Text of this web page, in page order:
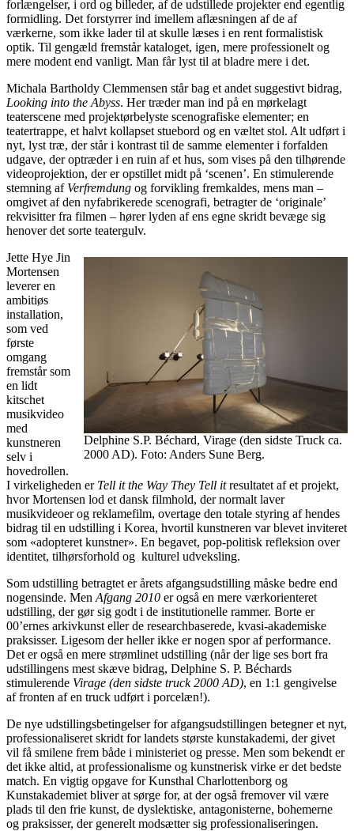
forlængelser, i ord og billeder, af de udstillede projekter end egentlig
formidling. Det forstyrrer ind imellem aflæsningen af de af
værkerne, som ikke lader til at skulle læses i en rent formalistisk
optik. Til gengæld fremstår kataloget, igen, mere professionelt og
mere modent end vanligt. Man får lyst til at bladre mere i det.
Michala Bartholdy Clemmensen står bag et andet suggestivt bidrag,
Looking into the Abyss. Her træder man ind på en mørkelagt
teaterscene med projektørbelyste scenografiske elementer; en
teatertrappe, et halvt kollapset stuebord og en væltet stol. Alt udført i
nyt, lyst træ, der står i kontrast til de samme elementer i forfalden
udgave, der optræder i en ruin af et hus, som vises på den tilhørende
videoprojektion, der er opstillet midt på ‘scenen’. En stimulerende
stemning af Verfremdung og forvikling fremkaldes, mens man –
omgivet af den nyfabrikerede scenografi, betragter de ‘originale’
rekvisitter fra filmen – hører lyden af ens egne skridt bevæge sig
henover det sorte teatergulv.
Delphine S.P. Béchard, Virage (den sidste Truck ca.
2000 AD). Foto: Anders Sune Berg.
Jette Hye Jin
Mortensen
leverer en
ambitiøs
installation,
som ved
første
omgang
fremstår som
en lidt
kitschet
musikvideo
med
kunstneren
selv i
hovedrollen.
I virkeligheden er Tell it the Way They Tell itresultatet af et projekt,
hvor Mortensen lod et dansk filmhold, der normalt laver
musikvideoer og reklamefilm, overtage den totale styring af hendes
bidrag til en udstilling i Korea, hvortil kunstneren var blevet inviteret
som «adopteret kunstner». En begavet, pop-politisk refleksion over
identitet, tilhørsforhold og kulturel udveksling.
Som udstilling betragtet er årets afgangsudstilling måske bedre end
nogensinde. Men Afgang 2010 er også en mere værkorienteret
udstilling, der gør sig godt i de institutionelle rammer. Borte er
00’ernes arkivkunst eller de researchbaserede, kvasi-akademiske
praksisser. Ligesom der heller ikke er nogen spor af performance.
Det er også en mere strømlinet udstilling (når der lige ses bort fra
udstillingens mest skæve bidrag, Delphine S. P. Béchards
stimulerende Virage (den sidste truck 2000 AD), en 1:1 gengivelse
af fronten af en truck udført i porcelæn!).
De nye udstillingsbetingelser for afgangsudstillingen betegner et nyt,
professionaliseret skridt for landets største kunstakademi, der givet
vil få smilene frem både i ministeriet og presse. Men som bekendt er
det ikke altid, at professionalisme og kunstnerisk virke er det bedste
match. En vigtig opgave for Kunsthal Charlottenborg og
Kunstakademiet bliver at sørge for, at der også fremover vil være
plads til den frie kunst, de dyslektiske, antagonisterne, bohemerne
og praksisser, der generelt modsætter sig professionaliseringen.